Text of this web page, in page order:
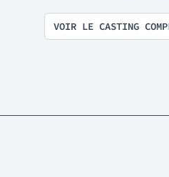
VOIR LE CASTING